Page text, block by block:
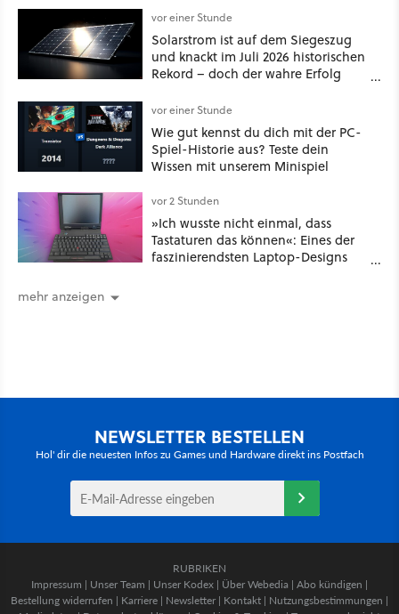
vor einer Stunde
Solarstrom ist auf dem Siegeszug
und knackt im Juli 2026 historischen
Rekord – doch der wahre Erfolg
vor einer Stunde
Wie gut kennst du dich mit der PC-
Spiel-Historie aus? Teste dein
Wissen mit unserem Minispiel
vor 2 Stunden
»Ich wusste nicht einmal, dass
Tastaturen das können«: Eines der
faszinierendsten Laptop-Designs
mehr anzeigen
NEWSLETTER BESTELLEN
Hol' dir die neuesten Infos zu Games und Hardware direkt ins Postfach
RUBRIKEN
Impressum | Unser Team | Unser Kodex | Über Webedia | Abo kündigen |
Bestellung widerrufen | Karriere | Newsletter | Kontakt | Nutzungsbestimmungen |